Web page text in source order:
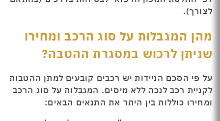
לצורך).
מהן המגבלות על סוג הרכב ומחירו
שניתן לרכוש במסגרת ההטבה?
על פי הסכם הניידות יש רכבים קובעים למתן ההטבות
לקניית רכב לנכה ללא מיסים. המגבלות על סוג הרכב
ומחירו כוללות בין היתר את התנאים הבאים: